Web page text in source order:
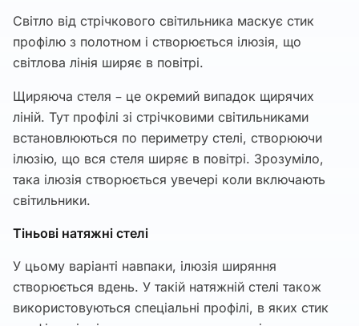
Світло від стрічкового світильника маскує стик
профілю з полотном і створюється ілюзія, що
світлова лінія ширяє в повітрі.
Щиряюча стеля – це окремий випадок щирячих
ліній. Тут профілі зі стрічковими світильниками
встановлюються по периметру стелі, створюючи
ілюзію, що вся стеля ширяє в повітрі. Зрозуміло,
така ілюзія створюється увечері коли включають
світильники.
Тіньові натяжні стелі
У цьому варіанті навпаки, ілюзія ширяння
створюється вдень. У такій натяжній стелі також
використовуються спеціальні профілі, в яких стик